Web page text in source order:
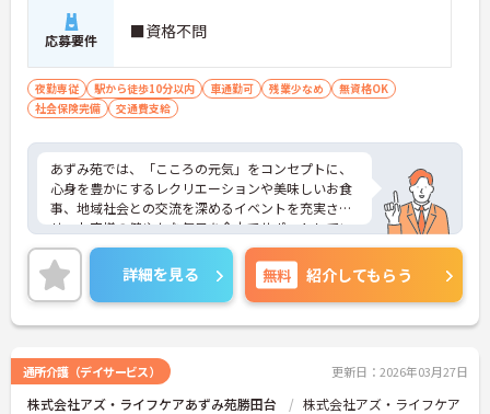
応募要件 ■資格不問
夜勤専従 駅から徒歩10分以内 車通勤可 残業少なめ
無資格OK
社会保険完備
交通費支給
あずみ苑では、「こころの元気」をコンセプトに、
心身を豊かにするレクリエーションや美味しいお食
事、地域社会との交流を深めるイベントを充実さ
せ、お客様の健やかな毎日を全力でサポートしてい
ます。
「職員のはたらきやすい職場づくり」にも力をいれ
ており、ワークライフバランスを大切にしていま
す。社内外研修制度も充実しておりスキルアップも
目指せます。ご興味のある方は是非お気軽にお問い
詳細を見る 無料 紹介してもらう
通所介護（デイサービス） 更新日：2026年03月27日
株式会社アズ・ライフケアあずみ苑勝田台 株式会社アズ・ライフケア